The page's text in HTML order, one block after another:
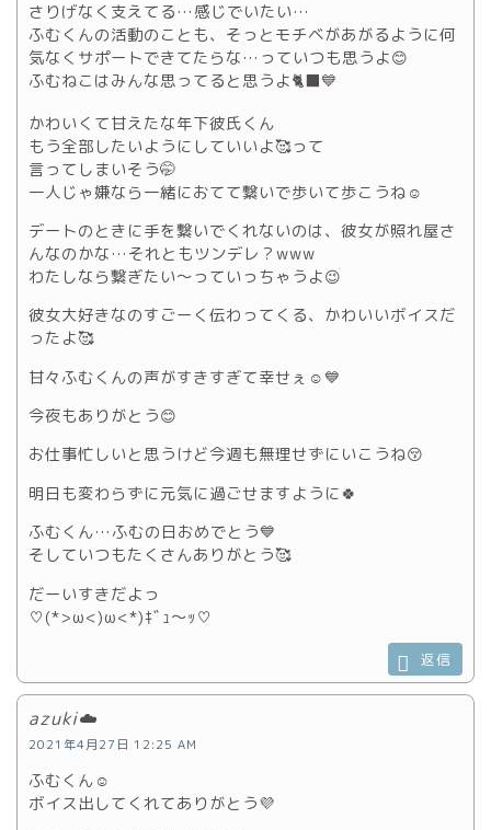
さりげなく支えてる…感じでいたい…
ふむくんの活動のことも、そっとモチベがあがるように何
気なくサポートできてたらな…っていつも思うよ😊
ふむねこはみんな思ってると思うよ🐈‍⬛💙
かわいくて甘えたな年下彼氏くん
もう全部したいようにしていいよ🥰って
言ってしまいそう🤭
一人じゃ嫌なら一緒におてて繋いで歩いて歩こうね☺
デートのときに手を繋いでくれないのは、彼女が照れ屋さ
んなのかな…それともツンデレ？www
わたしなら繋ぎたい〜っていっちゃうよ😉
彼女大好きなのすごーく伝わってくる、かわいいボイスだ
ったよ🥰
甘々ふむくんの声がすきすぎて幸せぇ☺💙
今夜もありがとう😊
お仕事忙しいと思うけど今週も無理せずにいこうね😚
明日も変わらずに元気に過ごせますように🍀
ふむくん…ふむの日おめでとう💙
そしていつもたくさんありがとう🥰
だーいすきだよっ
♡(*>ω<)ω<*)ｷﾞｭ～ｯ♡
返信
azuki☁️
2021年4月27日 12:25 AM
ふむくん☺️
ボイス出してくれてありがとう💜